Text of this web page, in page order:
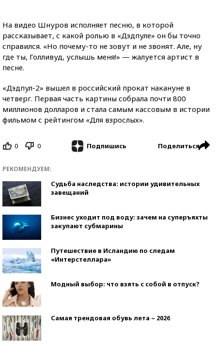
На видео Шнуров исполняет песню, в которой
рассказывает, с какой ролью в «Дэдпуле» он бы точно
справился. «Но почему-то не зовут и не звонят. Але, ну
где ты, Голливуд, услышь меня!» — жалуется артист в
песне.
«Дэдпул-2» вышел в российский прокат накануне в
четверг. Первая часть картины собрала почти 800
миллионов долларов и стала самым кассовым в истории
фильмом с рейтингом «Для взрослых».
0 0 Подпишись Поделиться
РЕКОМЕНДУЕМ:
Судьба наследства: истории удивительных
завещаний
Бизнес уходит под воду: зачем на суперъяхты
закупают субмарины
Путешествие в Исландию по следам
«Интерстеллара»
Модный выбор: что взять с собой в отпуск?
Самая трендовая обувь лета – 2026